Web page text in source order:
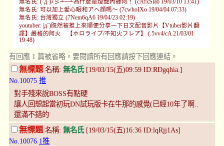
無名氏: (`д´)ﾉ彡┴─┴為什麼是燈籠內褲阿！ (cAfxSla6 19/03/10 13:41)
無名氏: 可以加上愛心眼和アヘ顔嗎～ (7cwhoIXo 19/04/04 07:33)
無名氏: 台灣獨立 (7Nem6qA6 19/04/23 02:19)
youtuber: |д`)既然被推上來順便分享一下日文配音影片【Vtuber影片翻
譯】嚴格的阿火 【ホロライブ/不知火フレア】 (.5vv4/cA 21/03/01
19:48)
有回應 1 篇被省略。要閱讀所有回應請按下回應連結。
無標題 名稱: 無名氏[19/03/15(五)09:59 ID:RDgqhia.]
No.10075 推
對手殘來說BOSS有點硬
讓人回想起當初玩DN試玩版卡在牛那的感覺(已經10年了啊..
還滿不錯的
無標題名稱: 無名氏[19/03/15(五)16:36 ID:lqRjj1As]
No.10076 1推